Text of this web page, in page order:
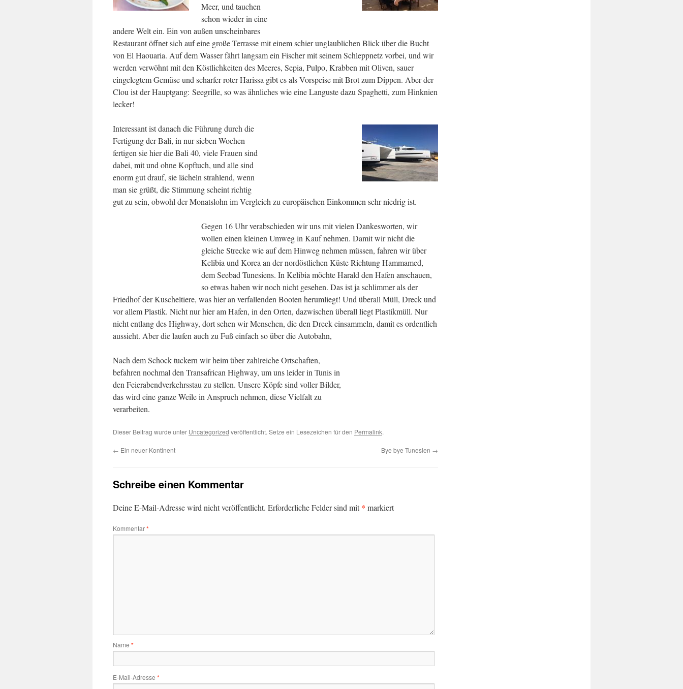
Meer, und tauchen
schon wieder in eine
andere Welt ein. Ein von außen unscheinbares
Restaurant öffnet sich auf eine große Terrasse mit einem schier unglaublichen Blick über die Bucht
von El Haouaria. Auf dem Wasser fährt langsam ein Fischer mit seinem Schleppnetz vorbei, und wir
werden verwöhnt mit den Köstlichkeiten des Meeres, Sepia, Pulpo, Krabben mit Oliven, sauer
eingelegtem Gemüse und scharfer roter Harissa gibt es als Vorspeise mit Brot zum Dippen. Aber der
Clou ist der Hauptgang: Seegrille, so was ähnliches wie eine Languste dazu Spaghetti, zum Hinknien
lecker!
Interessant ist danach die Führung durch die
Fertigung der Bali, in nur sieben Wochen
fertigen sie hier die Bali 40, viele Frauen sind
dabei, mit und ohne Kopftuch, und alle sind
enorm gut drauf, sie lächeln strahlend, wenn
man sie grüßt, die Stimmung scheint richtig
gut zu sein, obwohl der Monatslohn im Vergleich zu europäischen Einkommen sehr niedrig ist.
Gegen 16 Uhr verabschieden wir uns mit vielen Dankesworten, wir
wollen einen kleinen Umweg in Kauf nehmen. Damit wir nicht die
gleiche Strecke wie auf dem Hinweg nehmen müssen, fahren wir über
Kelibia und Korea an der nordöstlichen Küste Richtung Hammamed,
dem Seebad Tunesiens. In Kelibia möchte Harald den Hafen anschauen,
so etwas haben wir noch nicht gesehen. Das ist ja schlimmer als der
Friedhof der Kuscheltiere, was hier an verfallenden Booten herumliegt! Und überall Müll, Dreck und
vor allem Plastik. Nicht nur hier am Hafen, in den Orten, dazwischen überall liegt Plastikmüll. Nur
nicht entlang des Highway, dort sehen wir Menschen, die den Dreck einsammeln, damit es ordentlich
aussieht. Aber die laufen auch zu Fuß einfach so über die Autobahn,
Nach dem Schock tuckern wir heim über zahlreiche Ortschaften,
befahren nochmal den Transafrican Highway, um uns leider in Tunis in
den Feierabendverkehrsstau zu stellen. Unsere Köpfe sind voller Bilder,
das wird eine ganze Weile in Anspruch nehmen, diese Vielfalt zu
verarbeiten.
Dieser Beitrag wurde unter Uncategorized veröffentlicht. Setze ein Lesezeichen für den Permalink.
← Ein neuer Kontinent Bye bye Tunesien →
Schreibe einen Kommentar
Deine E-Mail-Adresse wird nicht veröffentlicht. Erforderliche Felder sind mit* markiert
Kommentar*
Name *
E-Mail-Adresse *